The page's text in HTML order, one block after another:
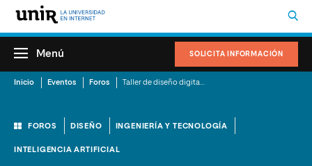
SOLICITA INFORMACIÓN
Menú
Inicio Eventos Foros
FOROS DISEÑO INGENIERÍA Y TECNOLOGÍA
INTELIGENCIA ARTIFICIAL